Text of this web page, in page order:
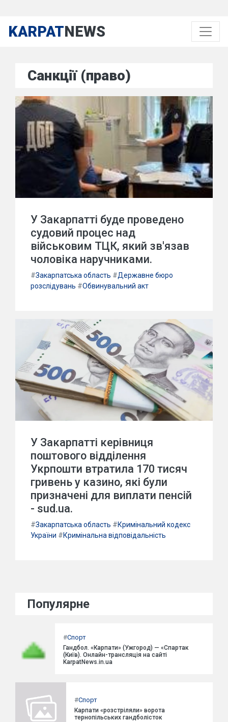
KARPATNEWS
Санкції (право)
У Закарпатті буде проведено
судовий процес над
військовим ТЦК, який зв'язав
чоловіка наручниками.
#Закарпатська область #Державне бюро
розслідувань #Обвинувальний акт
У Закарпатті керівниця
поштового відділення
Укрпошти втратила 170 тисяч
гривень у казино, які були
призначені для виплати пенсій
- sud.ua.
#Закарпатська область #Кримінальний кодекс
України #Кримінальна відповідальність
Популярне
#Спорт
Гандбол. «Карпати» (Ужгород) — «Спартак
(Київ). Онлайн-трансляція на сайті
KarpatNews.in.ua
#Спорт
Карпати «розстріляли» ворота
тернопільських гандболісток